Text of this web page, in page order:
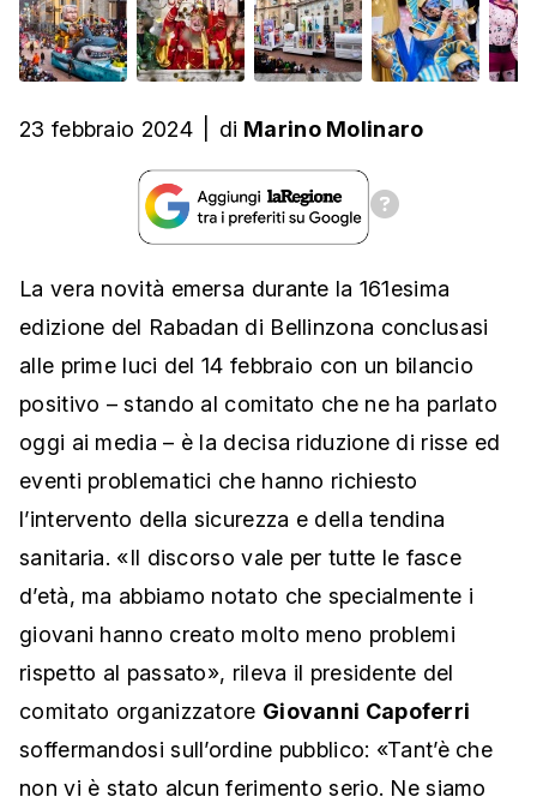
23 febbraio 2024 di Marino Molinaro
La vera novità emersa durante la 161esima
edizione del Rabadan di Bellinzona conclusasi
alle prime luci del 14 febbraio con un bilancio
positivo – stando al comitato che ne ha parlato
oggi ai media – è la decisa riduzione di risse ed
eventi problematici che hanno richiesto
l’intervento della sicurezza e della tendina
sanitaria. «Il discorso vale per tutte le fasce
d’età, ma abbiamo notato che specialmente i
giovani hanno creato molto meno problemi
rispetto al passato», rileva il presidente del
comitato organizzatore Giovanni Capoferri
soffermandosi sull’ordine pubblico: «Tant’è che
non vi è stato alcun ferimento serio. Ne siamo